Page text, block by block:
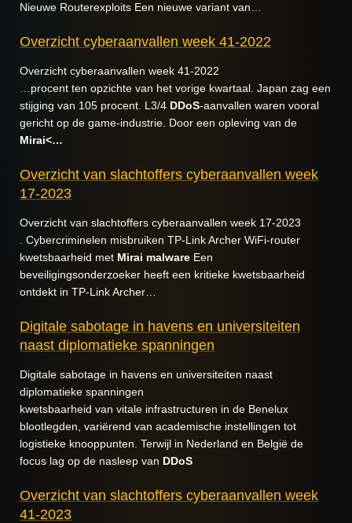
Nieuwe Routerexploits Een nieuwe variant van…
Overzicht cyberaanvallen week 41-2022
Overzicht cyberaanvallen week 41-2022
…procent ten opzichte van het vorige kwartaal. Japan zag een
stijging van 105 procent. L3/4 DDoS-aanvallen waren vooral
gericht op de game-industrie. Door een opleving van de
Mirai<…
Overzicht van slachtoffers cyberaanvallen week
17-2023
Overzicht van slachtoffers cyberaanvallen week 17-2023
. Cybercriminelen misbruiken TP-Link Archer WiFi-router
kwetsbaarheid met Mirai malware Een
beveiligingsonderzoeker heeft een kritieke kwetsbaarheid
ontdekt in TP-Link Archer…
Digitale sabotage in havens en universiteiten
naast diplomatieke spanningen
Digitale sabotage in havens en universiteiten naast
diplomatieke spanningen
kwetsbaarheid van vitale infrastructuren in de Benelux
blootlegden, variërend van academische instellingen tot
logistieke knooppunten. Terwijl in Nederland en België de
focus lag op de nasleep van DDoS
Overzicht van slachtoffers cyberaanvallen week
41-2023